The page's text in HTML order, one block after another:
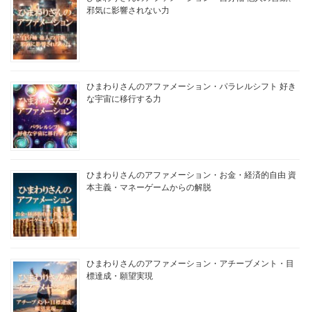
邪気に影響されない力
ひまわりさんのアファメーション・パラレルシフト 好き
な宇宙に移行する力
ひまわりさんのアファメーション・お金・経済的自由 資
本主義・マネーゲームからの解脱
ひまわりさんのアファメーション・アチーブメント・目
標達成・願望実現